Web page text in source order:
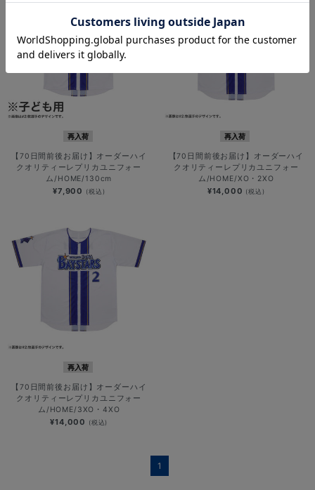
再入荷
【70日間前後お届け】オーダーハイ
クオリティーレプリカユニフォー
ム/HOME/130cm
¥7,900 (税込)
再入荷
【70日間前後お届け】オーダーハイ
クオリティーレプリカユニフォー
ム/HOME/XO・2XO
¥14,000 (税込)
再入荷
【70日間前後お届け】オーダーハイ
クオリティーレプリカユニフォー
ム/HOME/3XO・4XO
¥14,000 (税込)
1